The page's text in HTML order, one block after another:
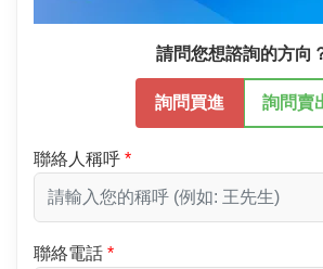
請問您想諮詢的方向
詢問買進 詢問賣
聯絡人稱呼
聯絡電話